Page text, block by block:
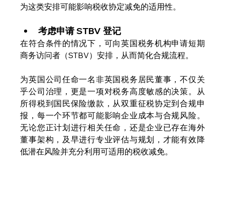
为这类安排可能影响税收协定减免的适用性。
考虑申请 STBV 登记
在符合条件的情况下，可向英国税务机构申请短期
商务访问者（STBV）安排，从而简化合规流程。
为英国公司任命一名非英国税务居民董事，不仅关
乎公司治理，更是一项对税务高度敏感的决策。从
所得税到国民保险缴款，从双重征税协定到合规申
报，每一个环节都可能影响企业成本与合规风险。
无论您正计划进行相关任命，还是企业已存在海外
董事架构，及早进行专业评估与规划，才能有效降
低潜在风险并充分利用可适用的税收减免。